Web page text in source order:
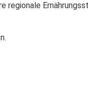
regionale